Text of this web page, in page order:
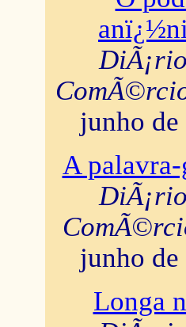
junho de
A
junho de
Longa